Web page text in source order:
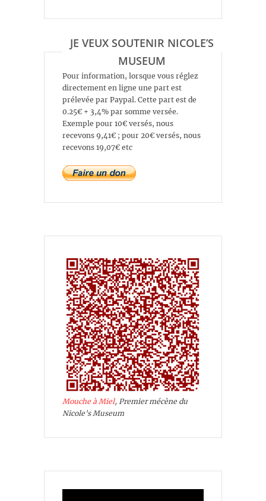
JE VEUX SOUTENIR NICOLE’S
MUSEUM
Pour information, lorsque vous réglez
directement en ligne une part est
prélevée par Paypal. Cette part est de
0.25€ + 3,4% par somme versée.
Exemple pour 10€ versés, nous
recevons 9,41€ ; pour 20€ versés, nous
recevons 19,07€ etc
Mouche à Miel, Premier mécène du
Nicole's Museum